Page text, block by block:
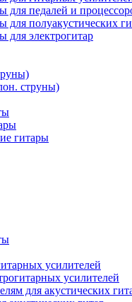
для педалей и
для полуакустических
для электрогитар
струны)
гитары
усилителей
усилителей
для акустических